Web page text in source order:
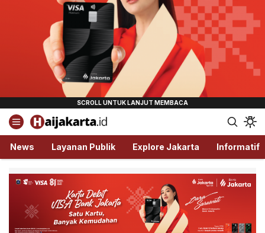
Haijakarta.id
Semua Tentang Jakarta Ada Disini!
News Layanan Publik Explore Jakarta Informatif